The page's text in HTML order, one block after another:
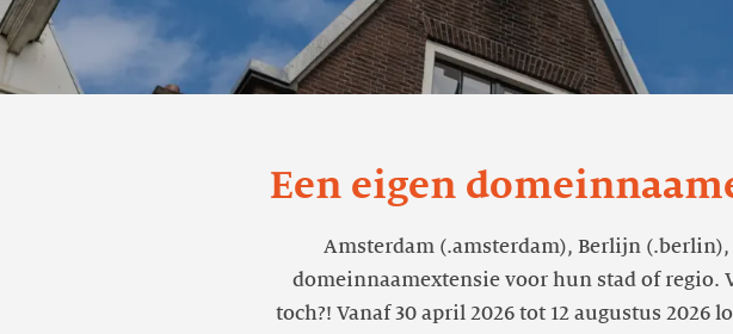
Een eigen
Amsterdam (.amsterdam), Berlijn
domeinnaamextensie voor hun stad of regio.
toch?! Vanaf 30 april 2026 tot 12 augustus 2026